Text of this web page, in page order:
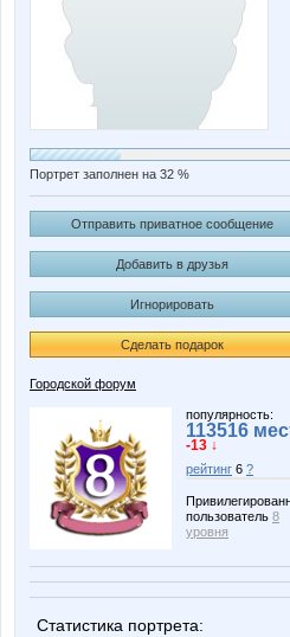
Портрет заполнен на 32 %
Отправить приватное сообщение
Добавить в друзья
Игнорировать
Сделать подарок
Городской форум
популярность:
113516
-13 ↓
рейтинг 6 ?
пользователь 8
уровня
Статистика портрета: